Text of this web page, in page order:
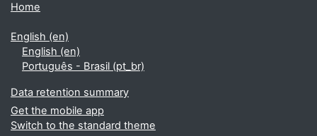
Home
English ‎(en)‎
English ‎(en)‎
Português - Brasil ‎(pt_br)‎
Data retention summary
Get the mobile app
Switch to the standard theme